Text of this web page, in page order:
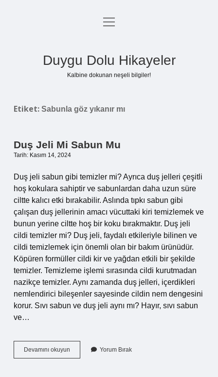
Anasayfa
menüyü
Duygu Dolu Hikayeler
Kalbine dokunan neşeli bilgiler!
Etiket: Sabunla göz yıkanır mı
Duş Jeli Mi Sabun Mu
Tarih: Kasım 14, 2024
Duş jeli sabun gibi temizler mi? Ayrıca duş jelleri çeşitli
hoş kokulara sahiptir ve sabunlardan daha uzun süre
ciltte kalıcı etki bırakabilir. Aslında tıpkı sabun gibi
çalışan duş jellerinin amacı vücuttaki kiri temizlemek ve
bunun yerine ciltte hoş bir koku bırakmaktır. Duş jeli
cildi temizler mi? Duş jeli, faydalı etkileriyle bilinen ve
cildi temizlemek için önemli olan bir bakım ürünüdür.
Köpüren formüller cildi kir ve yağdan etkili bir şekilde
temizler. Temizleme işlemi sırasında cildi kurutmadan
nazikçe temizler. Aynı zamanda duş jelleri, içerdikleri
nemlendirici bileşenler sayesinde cildin nem dengesini
korur. Sıvı sabun ve duş jeli aynı mı? Hayır, sıvı sabun
ve…
Devamını okuyun
Jeli
Yorum Bırak